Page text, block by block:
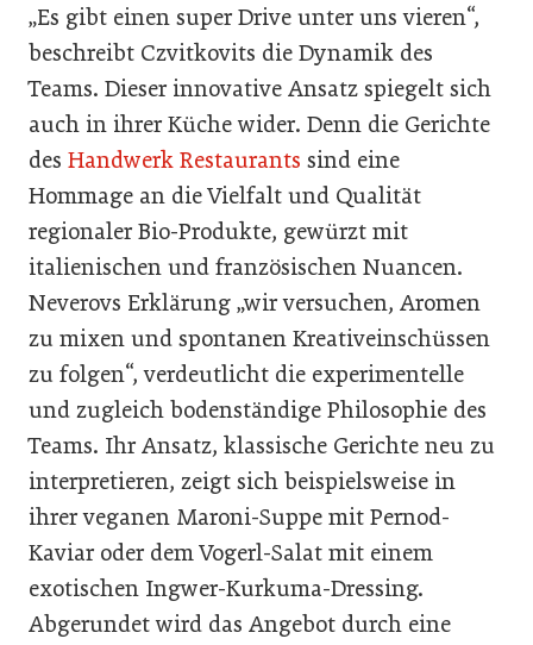
„Es gibt einen super Drive unter uns vieren“,
beschreibt Czvitkovits die Dynamik des
Teams. Dieser innovative Ansatz spiegelt sich
auch in ihrer Küche wider. Denn die Gerichte
des Handwerk Restaurants sind eine
Hommage an die Vielfalt und Qualität
regionaler Bio-Produkte, gewürzt mit
italienischen und französischen Nuancen.
Neverovs Erklärung „wir versuchen, Aromen
zu mixen und spontanen Kreativeinschüssen
zu folgen“, verdeutlicht die experimentelle
und zugleich bodenständige Philosophie des
Teams. Ihr Ansatz, klassische Gerichte neu zu
interpretieren, zeigt sich beispielsweise in
ihrer veganen Maroni-Suppe mit Pernod-
Kaviar oder dem Vogerl-Salat mit einem
exotischen Ingwer-Kurkuma-Dressing.
Abgerundet wird das Angebot durch eine